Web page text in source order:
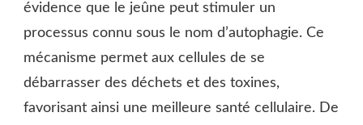
évidence que le jeûne peut stimuler un
processus connu sous le nom d’autophagie. Ce
mécanisme permet aux cellules de se
débarrasser des déchets et des toxines,
favorisant ainsi une meilleure santé cellulaire. De